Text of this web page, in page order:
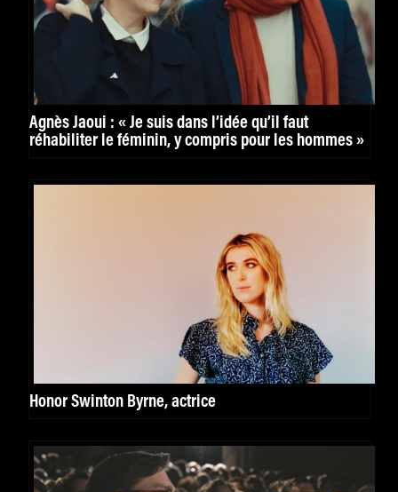
Agnès Jaoui : « Je suis dans l’idée qu’il faut
réhabiliter le féminin, y compris pour les hommes »
Honor Swinton Byrne, actrice